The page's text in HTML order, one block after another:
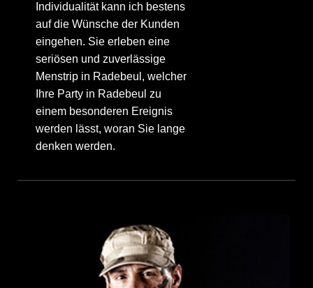
Individualität kann ich bestens
auf die Wünsche der Kunden
eingehen. Sie erleben eine
seriösen und zuverlässige
Menstrip in Radebeul, welcher
Ihre Party in Radebeul zu
einem besonderen Ereignis
werden lässt, woran Sie lange
denken werden.